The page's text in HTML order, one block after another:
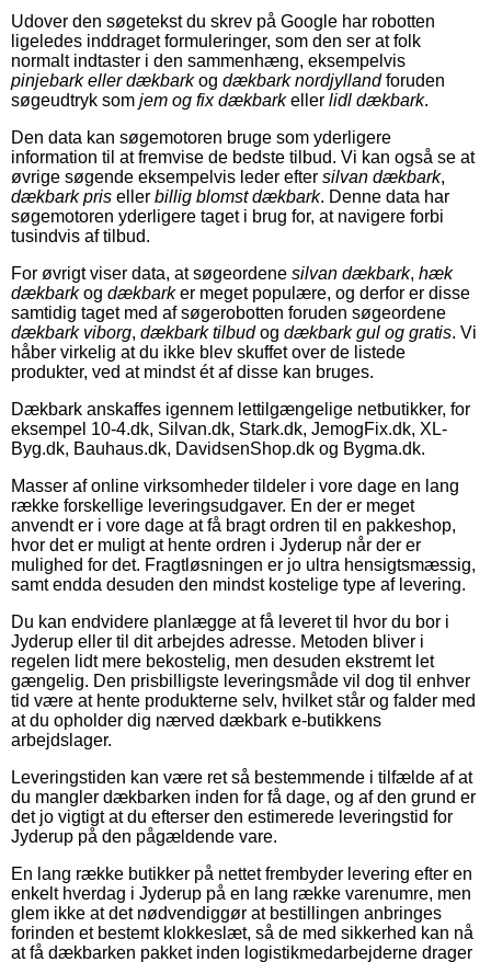
Udover den søgetekst du skrev på Google har robotten
ligeledes inddraget formuleringer, som den ser at folk
normalt indtaster i den sammenhæng, eksempelvis
pinjebark eller dækbarkog dækbark nordjyllandforuden
søgeudtryk som jem og fix dækbarkeller lidl dækbark.
Den data kan søgemotoren bruge som yderligere
information til at fremvise de bedste tilbud. Vi kan også se at
øvrige søgende eksempelvis leder efter silvan dækbark,
dækbark pris eller billig blomst dækbark. Denne data har
søgemotoren yderligere taget i brug for, at navigere forbi
tusindvis af tilbud.
For øvrigt viser data, at søgeordene silvan dækbark, hæk
dækbarkog dækbarker meget populære, og derfor er disse
samtidig taget med af søgerobotten foruden søgeordene
dækbark viborg, dækbark tilbudog dækbark gul og gratis. Vi
håber virkelig at du ikke blev skuffet over de listede
produkter, ved at mindst ét af disse kan bruges.
Dækbark anskaffes igennem lettilgængelige netbutikker, for
eksempel 10-4.dk, Silvan.dk, Stark.dk, JemogFix.dk, XL-
Byg.dk, Bauhaus.dk, DavidsenShop.dk og Bygma.dk.
Masser af online virksomheder tildeler i vore dage en lang
række forskellige leveringsudgaver. En der er meget
anvendt er i vore dage at få bragt ordren til en pakkeshop,
hvor det er muligt at hente ordren i Jyderup når der er
mulighed for det. Fragtløsningen er jo ultra hensigtsmæssig,
samt endda desuden den mindst kostelige type af levering.
Du kan endvidere planlægge at få leveret til hvor du bor i
Jyderup eller til dit arbejdes adresse. Metoden bliver i
regelen lidt mere bekostelig, men desuden ekstremt let
gængelig. Den prisbilligste leveringsmåde vil dog til enhver
tid være at hente produkterne selv, hvilket står og falder med
at du opholder dig nærved dækbark e-butikkens
arbejdslager.
Leveringstiden kan være ret så bestemmende i tilfælde af at
du mangler dækbarken inden for få dage, og af den grund er
det jo vigtigt at du efterser den estimerede leveringstid for
Jyderup på den pågældende vare.
En lang række butikker på nettet frembyder levering efter en
enkelt hverdag i Jyderup på en lang række varenumre, men
glem ikke at det nødvendiggør at bestillingen anbringes
forinden et bestemt klokkeslæt, så de med sikkerhed kan nå
at få dækbarken pakket inden logistikmedarbejderne drager